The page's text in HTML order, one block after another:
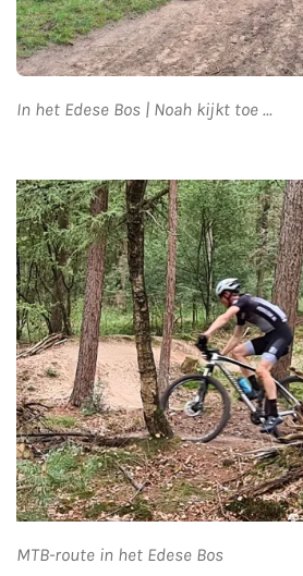
In het Edese Bos | Noah kijkt toe ...
MTB-route in het Edese Bos